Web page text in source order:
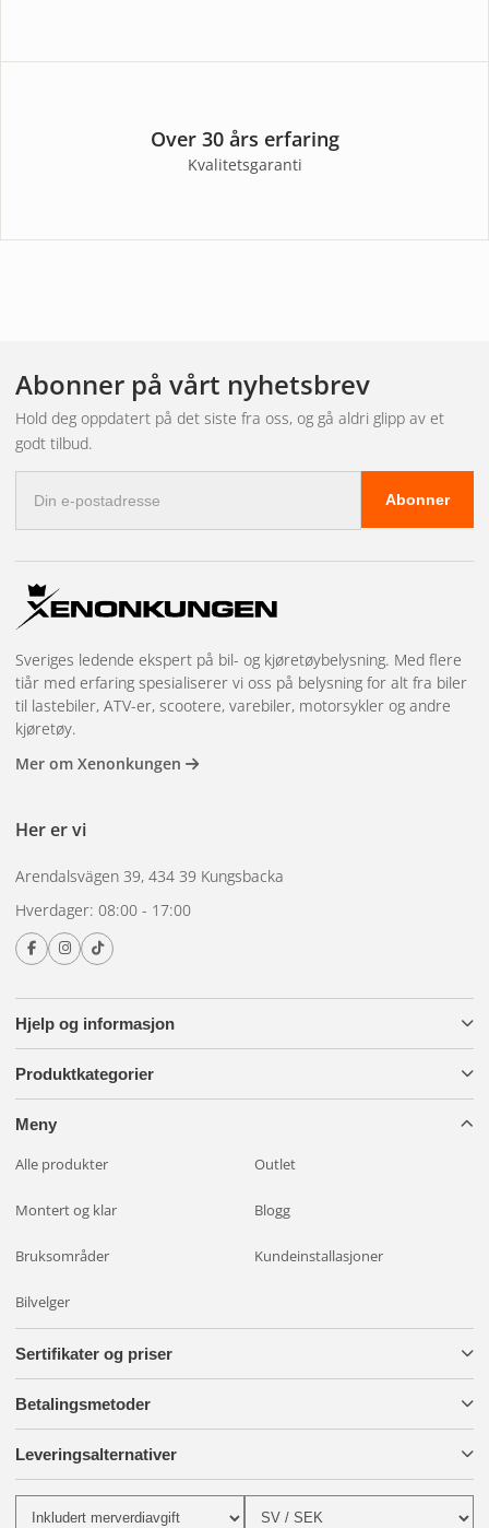
Over 30 års erfaring
Kvalitetsgaranti
Abonner på vårt nyhetsbrev
Hold deg oppdatert på det siste fra oss, og gå aldri glipp av et
godt tilbud.
postadresse
Abonner
Hjelp og informasjon
Produktkategorier
Meny
Alle produkter Outlet
Montert og klar Blogg
Bruksområder Kundeinstallasjoner
Bilvelger
Sveriges ledende ekspert på bil- og kjøretøybelysning. Med flere
tiår med erfaring spesialiserer vi oss på belysning for alt fra biler
til lastebiler, ATV-er, scootere, varebiler, motorsykler og andre
kjøretøy.
Mer om Xenonkungen
Her er vi
Arendalsvägen 39, 434 39 Kungsbacka
Hverdager: 08:00 - 17:00
Sertifikater og priser
Betalingsmetoder
Leveringsalternativer